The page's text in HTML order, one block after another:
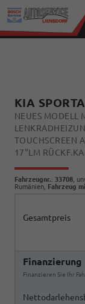
KIA
NEUES MODELL
TOUCHSCREEN
17"LM
Fahrzeugnr.: 33708 ,
Rumänien, Fahrzeug
Gesamtpreis
Finanzierung
Finanzieren Sie Ihr